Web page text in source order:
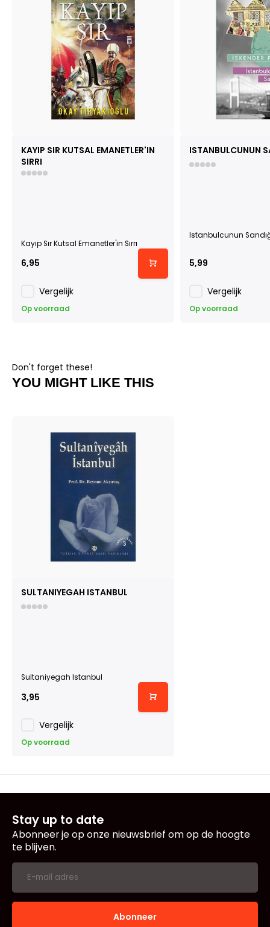
KAYIP SIR KUTSAL EMANETLER'IN
SIRRI
Kayıp Sır Kutsal Emanetler'in Sırrı
6,95
Vergelijk
Op voorraad
ISTANBULCUNUN
Istanbulcunun
5,99
Vergelijk
Op voorraad
Don't forget these!
YOU MIGHT LIKE THIS
SULTANIYEGAH ISTANBUL
Sultaniyegah Istanbul
3,95
Vergelijk
Op voorraad
Stay up to date
Abonneer je op onze nieuwsbrief om op de hoogte
te blijven.
Abonneer